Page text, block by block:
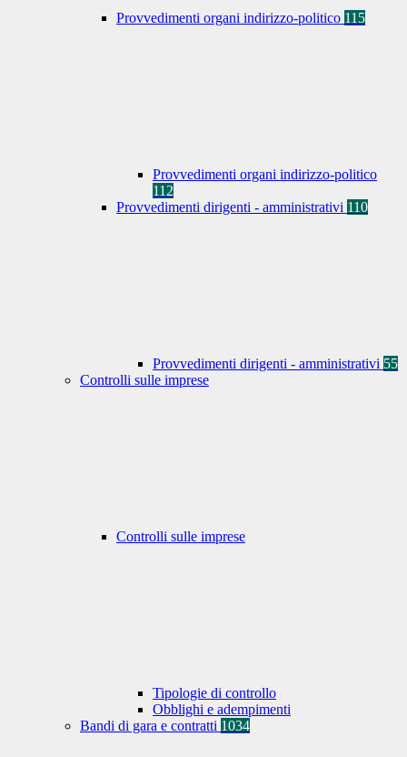
Provvedimenti organi indirizzo-politico 115
Provvedimenti organi indirizzo-politico
112
Provvedimenti dirigenti - amministrativi 110
Provvedimenti dirigenti - amministrativi 55
Controlli sulle imprese
Controlli sulle imprese
Tipologie di controllo
Obblighi e adempimenti
Bandi di gara e contratti 1034